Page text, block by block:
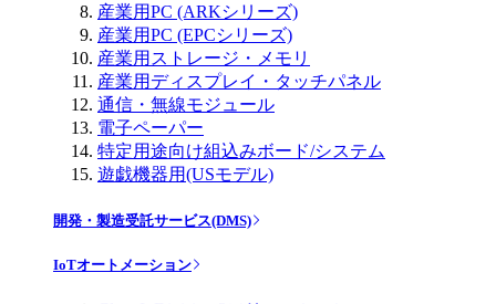
産業用PC (ARKシリーズ)
産業用PC (EPCシリーズ)
産業用ストレージ・メモリ
産業用ディスプレイ・タッチパネル
通信・無線モジュール
電子ペーパー
特定用途向け組込みボード/システム
遊戯機器用(USモデル)
開発・製造受託サービス(DMS)
IoTオートメーション